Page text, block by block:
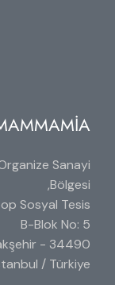
Sanayi
Bölgesi,
Sosyal Tesis
B-Blok No: 5
-
/ Türkiye